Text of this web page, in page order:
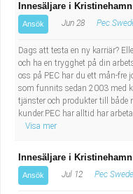
Innesäljare i Kristinehamn
Ansök Jun 28 Pec
Dags att testa en ny karriär?
och ha en trygghet på din
oss på PEC har du ett mån-fre
som funnits sedan 2003 med
tjänster och produkter till både
kunder.PEC har alltid har
Visa mer
Innesäljare i Kristinehamn
Ansök Jul 12 Pec